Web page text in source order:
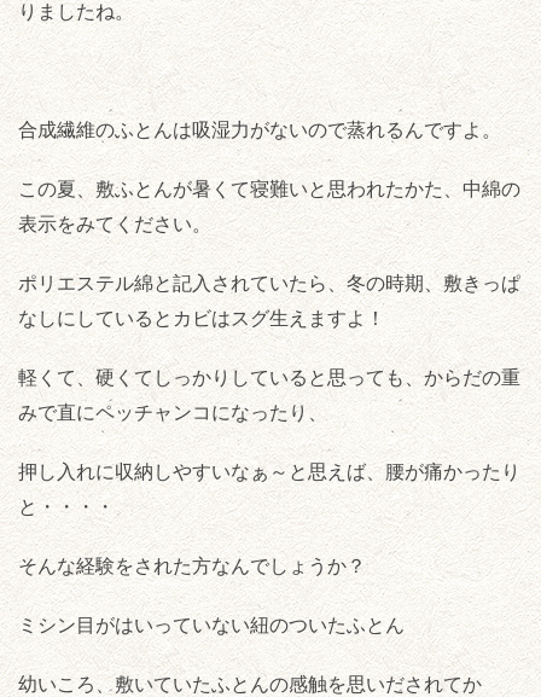
りましたね。
合成繊維のふとんは吸湿力がないので蒸れるんですよ。
この夏、敷ふとんが暑くて寝難いと思われたかた、中綿の
表示をみてください。
ポリエステル綿と記入されていたら、冬の時期、敷きっぱ
なしにしているとカビはスグ生えますよ！
軽くて、硬くてしっかりしていると思っても、からだの重
みで直にペッチャンコになったり、
押し入れに収納しやすいなぁ～と思えば、腰が痛かったり
と・・・・
そんな経験をされた方なんでしょうか？
ミシン目がはいっていない紐のついたふとん
幼いころ、敷いていたふとんの感触を思いだされてか